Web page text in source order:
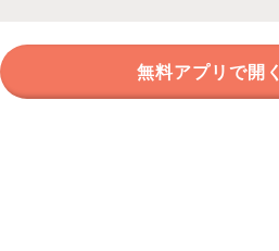
無料アプリで開く